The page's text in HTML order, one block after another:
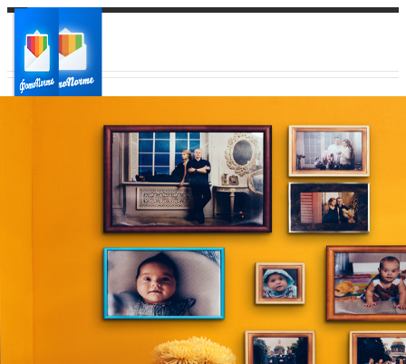
Ваш регион доставки
Выберите из списка: